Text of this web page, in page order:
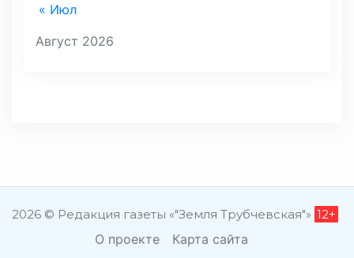
Август 2026
« Июл
2026 © Редакция газеты «"Земля Трубчевская"» 12+
О проекте Карта сайта